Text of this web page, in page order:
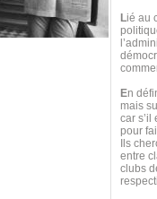
Lié au
En
mais
car s’il
pour
Ils
entre
clubs